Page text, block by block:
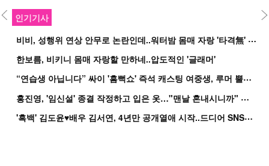
인기기사
비
비, 성행위 연상 안무로 논란인데..워터밤 몸매 자랑 '타격無' 근황
한보름, 비키니 몸매 자랑할 만하네..압도적인 '글래머'
“
연습생 아닙니다” 싸이 '흠뻑쇼' 즉석 캐스팅 여중생, 루머 뿔났다[Oh!쎈 이...
홍
진영, '임신설' 종결 작정하고 입은 옷…"맨날 혼내시니까" 억울
'
흑백' 김도윤♥배우 김서연, 4년만 공개열애 시작..드디어 SNS에 노출 [핫피...